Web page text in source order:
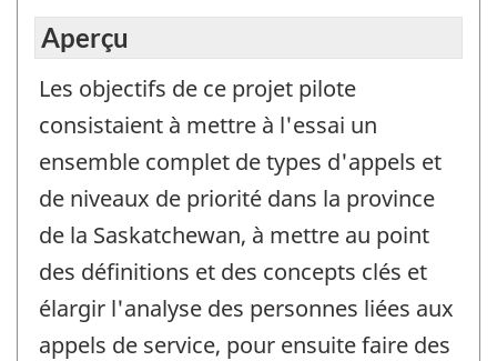
Aperçu
Les objectifs de ce projet pilote
consistaient à mettre à l'essai un
ensemble complet de types d'appels et
de niveaux de priorité dans la province
de la Saskatchewan, à mettre au point
des définitions et des concepts clés et
élargir l'analyse des personnes liées aux
appels de service, pour ensuite faire des